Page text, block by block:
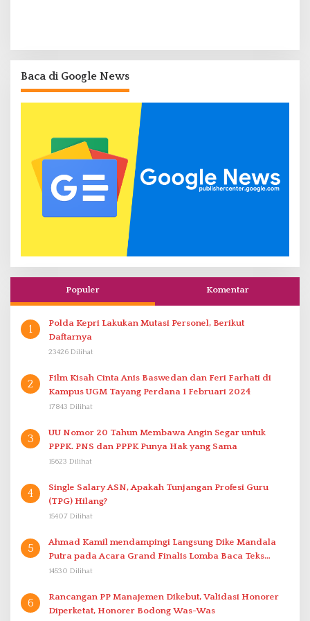
Baca di Google News
Populer Komentar
1
Polda Kepri Lakukan Mutasi Personel, Berikut
Daftarnya
23426 Dilihat
2
Film Kisah Cinta Anis Baswedan dan Feri Farhati di
Kampus UGM Tayang Perdana 1 Februari 2024
17843 Dilihat
3
UU Nomor 20 Tahun Membawa Angin Segar untuk
PPPK. PNS dan PPPK Punya Hak yang Sama
15623 Dilihat
4
Single Salary ASN, Apakah Tunjangan Profesi Guru
(TPG) Hilang?
15407 Dilihat
5
Ahmad Kamil mendampingi Langsung Dike Mandala
Putra pada Acara Grand Finalis Lomba Baca Teks
Proklamasi Mirip Bung Karno di Bali
14530 Dilihat
6
Rancangan PP Manajemen Dikebut, Validasi Honorer
Diperketat, Honorer Bodong Was-Was